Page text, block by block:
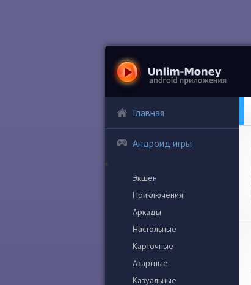
Главная
Андроид игры
Экшен
Приключения
Аркады
Настольные
Карточные
Азартные
Казуальные